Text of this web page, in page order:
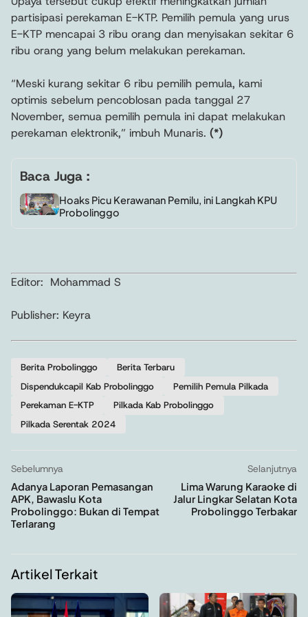
partisipasi perekaman E-KTP. Pemilih pemula yang urus
E-KTP mencapai 3 ribu orang dan menyisakan sekitar 6
ribu orang yang belum melakukan perekaman.
“Meski kurang sekitar 6 ribu pemilih pemula, kami
optimis sebelum pencoblosan pada tanggal 27
November, semua pemilih pemula ini dapat melakukan
perekaman elektronik,” imbuh Munaris. (*)
Baca Juga :
Hoaks Picu Kerawanan Pemilu, ini Langkah KPU
Probolinggo
Editor: Mohammad S
Publisher: Keyra
Berita Probolinggo
Berita Terbaru
Dispendukcapil Kab Probolinggo
Pemilih Pemula Pilkada
Perekaman E-KTP
Pilkada Kab Probolinggo
Pilkada Serentak 2024
Sebelumnya
Adanya Laporan Pemasangan
APK, Bawaslu Kota
Probolinggo: Bukan di Tempat
Terlarang
Selanjutnya
Lima Warung Karaoke di
Jalur Lingkar Selatan Kota
Probolinggo Terbakar
Artikel Terkait